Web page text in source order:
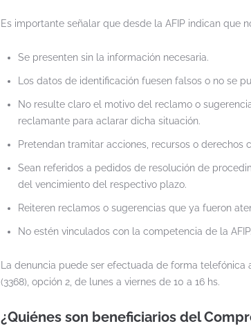
Es importante señalar que desde la AFIP indican que
Se presenten sin la información necesaria.
Los datos de identificación fuesen falsos o no se
No resulte claro el motivo del reclamo o
reclamante para aclarar dicha situación.
Pretendan tramitar acciones, recursos o derechos
Sean referidos a pedidos de resolución de
del vencimiento del respectivo plazo.
Reiteren reclamos o sugerencias que ya fueron
No estén vinculados con la competencia de la AFIP.
La denuncia puede ser efectuada de forma
(3368), opción 2, de lunes a viernes de 10 a 16 hs.
¿Quiénes son beneficiarios del